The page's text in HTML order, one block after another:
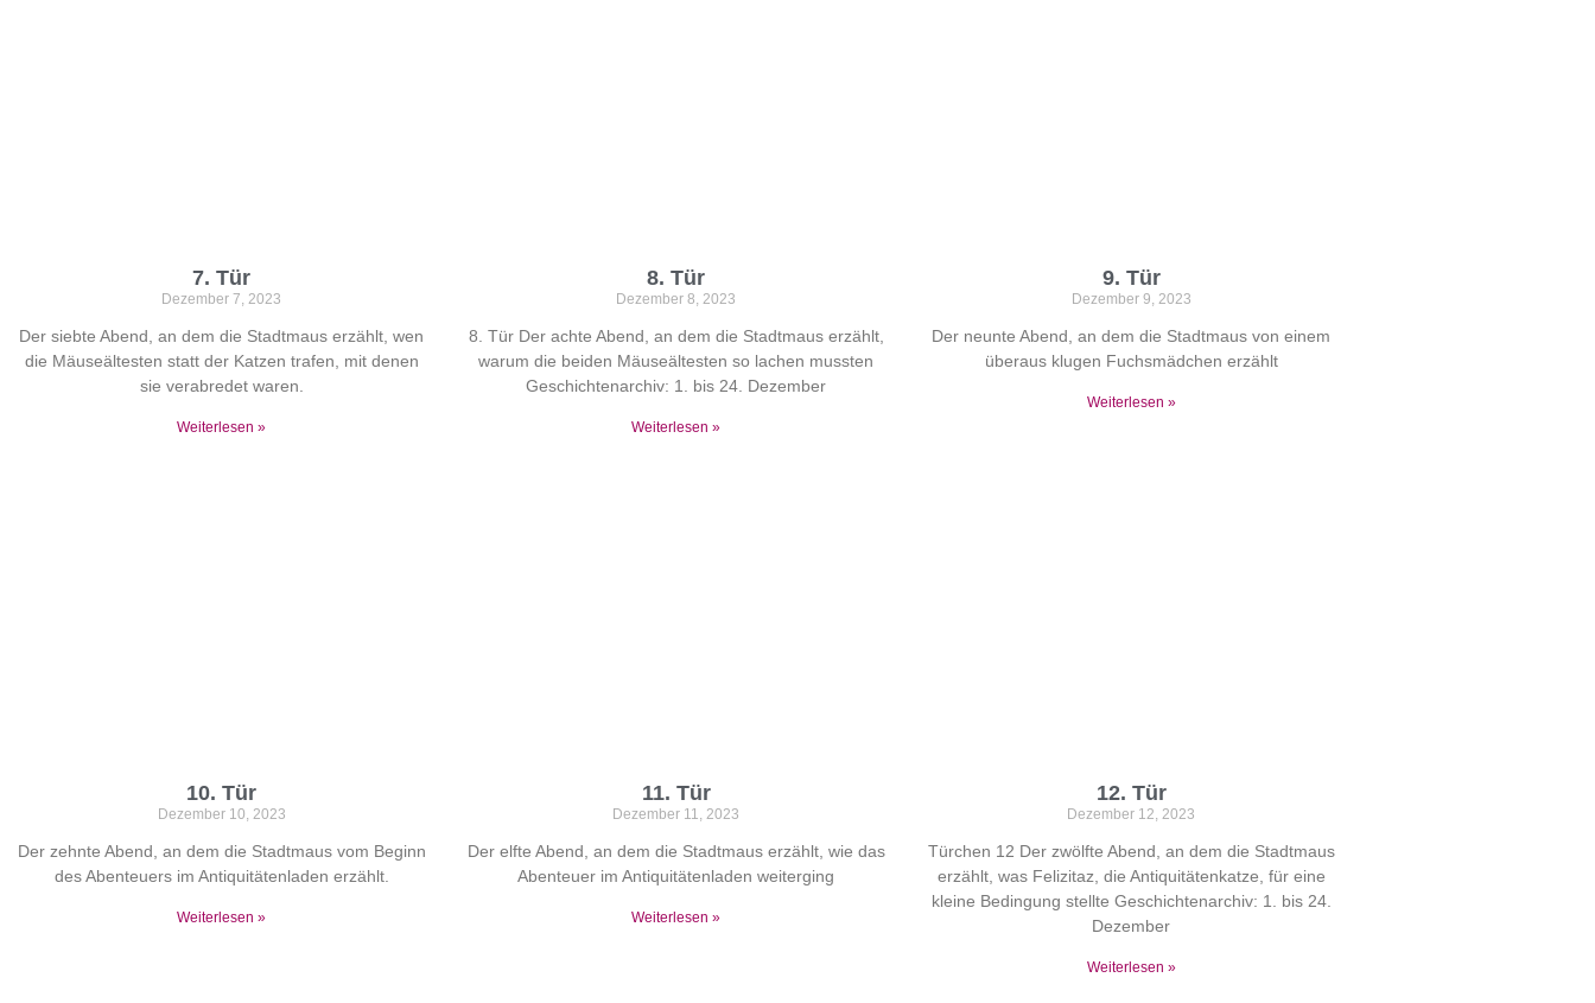
7. Tür
Dezember 7, 2023
Der siebte Abend, an dem die Stadtmaus erzählt, wen
die Mäuseältesten statt der Katzen trafen, mit denen
sie verabredet waren.
Weiterlesen »
8. Tür
Dezember 8, 2023
8. Tür Der achte Abend, an dem die Stadtmaus erzählt,
warum die beiden Mäuseältesten so lachen mussten
Geschichtenarchiv: 1. bis 24. Dezember
Weiterlesen »
9. Tür
Dezember 9, 2023
Der neunte Abend, an dem die Stadtmaus von einem
überaus klugen Fuchsmädchen erzählt
Weiterlesen »
10. Tür
Dezember 10, 2023
Der zehnte Abend, an dem die Stadtmaus vom Beginn
des Abenteuers im Antiquitätenladen erzählt.
Weiterlesen »
11. Tür
Dezember 11, 2023
Der elfte Abend, an dem die Stadtmaus erzählt, wie das
Abenteuer im Antiquitätenladen weiterging
Weiterlesen »
12. Tür
Dezember 12, 2023
Türchen 12 Der zwölfte Abend, an dem die Stadtmaus
erzählt, was Felizitaz, die Antiquitätenkatze, für eine
kleine Bedingung stellte Geschichtenarchiv: 1. bis 24.
Dezember
Weiterlesen »